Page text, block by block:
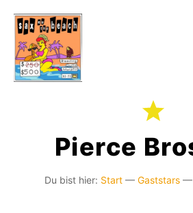
Pierce
Du bist hier: Start — Gaststars —